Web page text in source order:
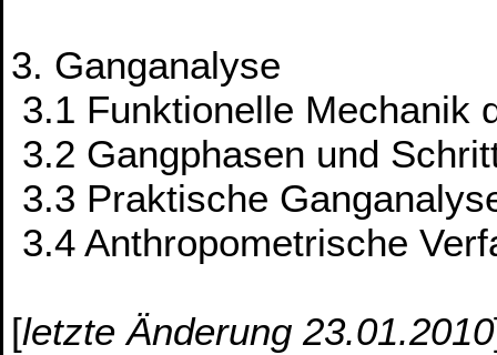
3. Ganganalyse
3.1 Funktionelle Mechanik
3.2 Gangphasen und
3.3 Praktische
3.4 Anthropometrische
[letzte Änderung 23.01.2010